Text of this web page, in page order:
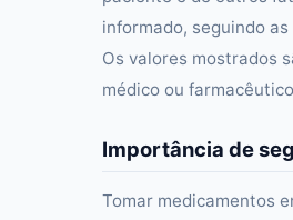
informado, seguindo
Os valores mostrados
médico ou
Importância de
Tomar medicamentos